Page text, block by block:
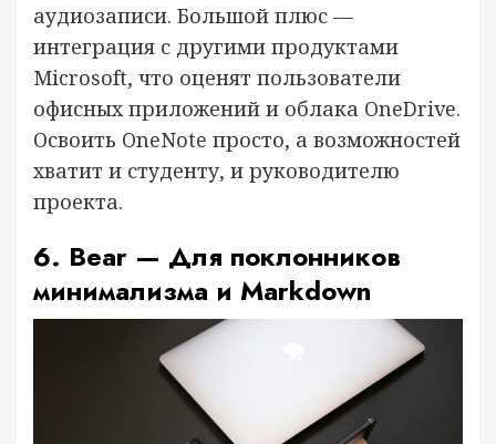
аудиозаписи. Большой плюс —
интеграция с другими продуктами
Microsoft, что оценят пользователи
офисных приложений и облака OneDrive.
Освоить OneNote просто, а возможностей
хватит и студенту, и руководителю
проекта.
6. Bear — Для поклонников
минимализма и Markdown